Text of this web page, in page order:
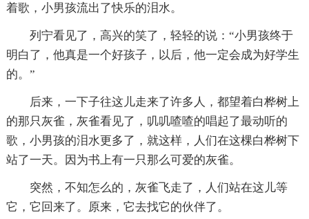
着歌，小男孩流出了快乐的泪水。
列宁看见了，高兴的笑了，轻轻的说：“小男孩终于
明白了，他真是一个好孩子，以后，他一定会成为好学生
的。”
后来，一下子往这儿走来了许多人，都望着白桦树上
的那只灰雀，灰雀看见了，叽叽喳喳的唱起了最动听的
歌，小男孩的泪水更多了，就这样，人们在这棵白桦树下
站了一天。因为书上有一只那么可爱的灰雀。
突然，不知怎么的，灰雀飞走了，人们站在这儿等
它，它回来了。原来，它去找它的伙伴了。